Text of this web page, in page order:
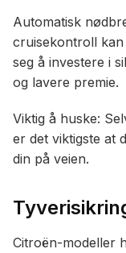
Automatisk
cruisekontroll
seg å investere i
og lavere premie.
Viktig å huske:
er det viktigste at
din på veien.
Citroën-modeller